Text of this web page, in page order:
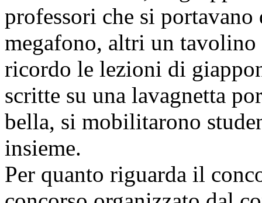
professori che si
megafono, altri un tavolino
ricordo le lezioni di
scritte su una lavagnetta
bella, si mobilitarono
insieme.
Per quanto riguarda il